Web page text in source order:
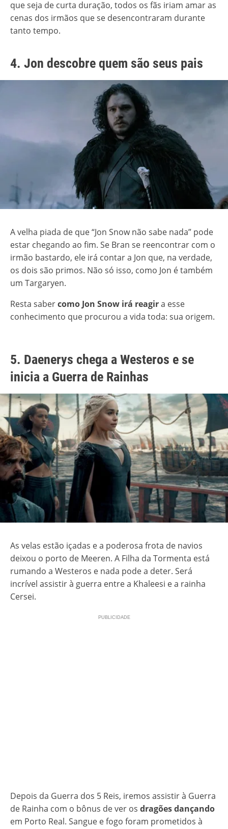
que seja de curta duração, todos os fãs iriam amar as
cenas dos irmãos que se desencontraram durante
tanto tempo.
4. Jon descobre quem são seus pais
A velha piada de que “Jon Snow não sabe nada” pode
estar chegando ao fim. Se Bran se reencontrar com o
irmão bastardo, ele irá contar a Jon que, na verdade,
os dois são primos. Não só isso, como Jon é também
um Targaryen.
Resta sabercomo Jon Snow irá reagira esse
conhecimento que procurou a vida toda: sua origem.
5. Daenerys chega a Westeros e se
inicia a Guerra de Rainhas
As velas estão içadas e a poderosa frota de navios
deixou o porto de Meeren. A Filha da Tormenta está
rumando a Westeros e nada pode a deter. Será
incrível assistir à guerra entre a Khaleesi e a rainha
Cersei.
Depois da Guerra dos 5 Reis, iremos assistir à Guerra
de Rainha com o bônus de ver os dragões dançando
em Porto Real. Sangue e fogo foram prometidos à